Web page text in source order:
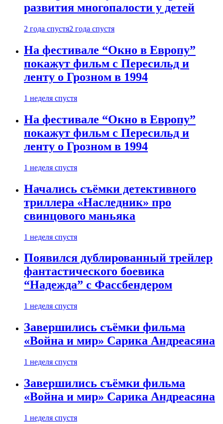
развития многопалости у детей
2 года спустя2 года спустя
На фестивале “Окно в Европу”
покажут фильм с Пересильд и
ленту о Грозном в 1994
1 неделя спустя
На фестивале “Окно в Европу”
покажут фильм с Пересильд и
ленту о Грозном в 1994
1 неделя спустя
Начались съёмки детективного
триллера «Наследник» про
свинцового маньяка
1 неделя спустя
Появился дублированный трейлер
фантастического боевика
“Надежда” с Фассбендером
1 неделя спустя
Завершились съёмки фильма
«Война и мир» Сарика Андреасяна
1 неделя спустя
Завершились съёмки фильма
«Война и мир» Сарика Андреасяна
1 неделя спустя